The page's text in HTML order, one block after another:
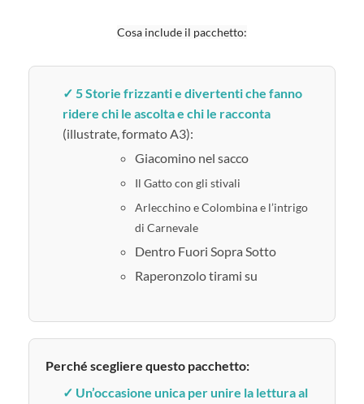
Cosa include il pacchetto:
✓ 5 Storie frizzanti e divertenti che fanno
ridere chi le ascolta e chi le racconta
(illustrate, formato A3):
Giacomino nel sacco
Il Gatto con gli stivali
Arlecchino e Colombina e l’intrigo
di Carnevale
Dentro Fuori Sopra Sotto
Raperonzolo tirami su
Perché scegliere questo pacchetto:
✓ Un’occasione unica per unire la lettura al